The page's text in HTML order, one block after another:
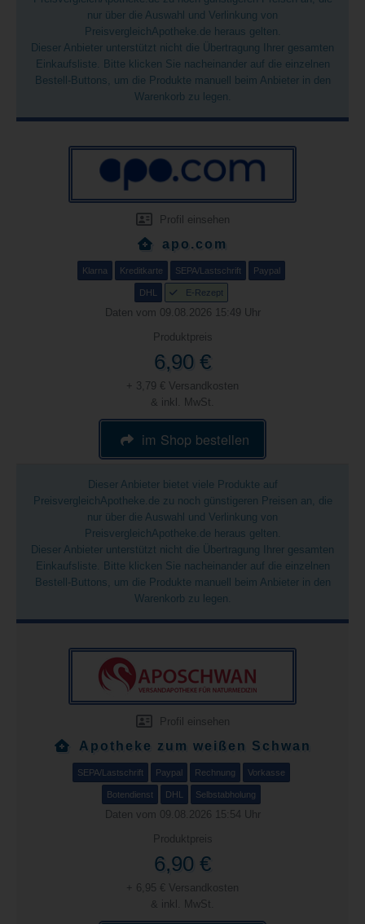
nur über die Auswahl und Verlinkung von
PreisvergleichApotheke.de heraus gelten.
Dieser Anbieter unterstützt nicht die Übertragung Ihrer gesamten
Einkaufsliste. Bitte klicken Sie nacheinander auf die einzelnen
Bestell-Buttons, um die Produkte manuell beim Anbieter in den
Warenkorb zu legen.
Profil einsehen
apo.com
Klarna Kreditkarte SEPA/Lastschrift Paypal
DHL E-Rezept
Daten vom 09.08.2026 15:49 Uhr
Produktpreis
6,90 €
+ 3,79 € Versandkosten
& inkl. MwSt.
im Shop bestellen
Dieser Anbieter bietet viele Produkte auf
PreisvergleichApotheke.de zu noch günstigeren Preisen an, die
nur über die Auswahl und Verlinkung von
PreisvergleichApotheke.de heraus gelten.
Dieser Anbieter unterstützt nicht die Übertragung Ihrer gesamten
Einkaufsliste. Bitte klicken Sie nacheinander auf die einzelnen
Bestell-Buttons, um die Produkte manuell beim Anbieter in den
Warenkorb zu legen.
Profil einsehen
Apotheke zum weißen Schwan
SEPA/Lastschrift Paypal Rechnung Vorkasse
Botendienst DHL Selbstabholung
Daten vom 09.08.2026 15:54 Uhr
Produktpreis
6,90 €
+ 6,95 € Versandkosten
& inkl. MwSt.